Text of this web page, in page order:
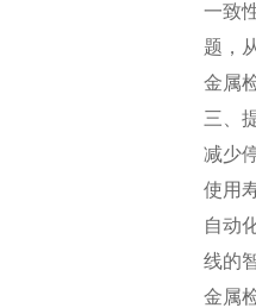
一致
题，
金属
三、
减少
使用
自动
线的
金属